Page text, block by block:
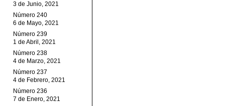
3 de Junio, 2021
Número 240
6 de Mayo, 2021
Número 239
1 de Abril, 2021
Número 238
4 de Marzo, 2021
Número 237
4 de Febrero, 2021
Número 236
7 de Enero, 2021